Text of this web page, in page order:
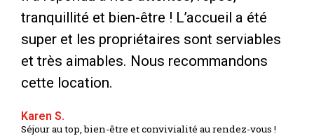
tranquillité et bien-être ! L’accueil a été
super et les propriétaires sont serviables
et très aimables. Nous recommandons
cette location.
Karen S.
Séjour au top, bien-être et convivialité au rendez-vous !